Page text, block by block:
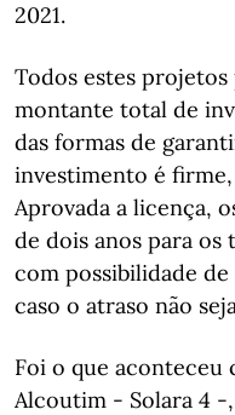
2021.
Todos estes projetos
montante total de
das formas de
investimento é
Aprovada a licença,
de dois anos para
com possibilidade
caso o atraso não
Foi o que aconteceu
Alcoutim - Solara 4 -